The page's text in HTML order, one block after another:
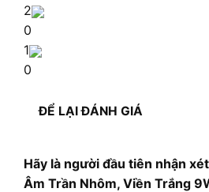
2
0
1
0
ĐỂ LẠI ĐÁNH GIÁ
Hãy là người đầu tiên nhận
Âm Trần Nhôm, Viền Trắng